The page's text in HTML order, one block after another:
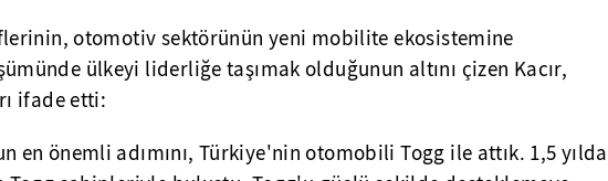
otomotiv sektörünün yeni mobilite ekosistemine
ülkeyi liderliğe taşımak olduğunun altını çizen Kacır,
ifade etti:
en önemli adımını, Türkiye'nin otomobili Togg ile attık. 1,5 yılda